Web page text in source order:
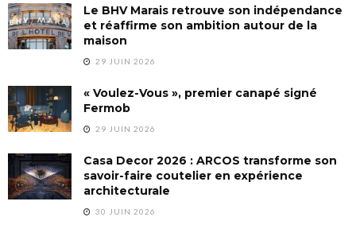
Le BHV Marais retrouve son indépendance
et réaffirme son ambition autour de la
maison
29 JUIN 2026
« Voulez-Vous », premier canapé signé
Fermob
29 JUIN 2026
Casa Decor 2026 : ARCOS transforme son
savoir-faire coutelier en expérience
architecturale
30 JUIN 2026